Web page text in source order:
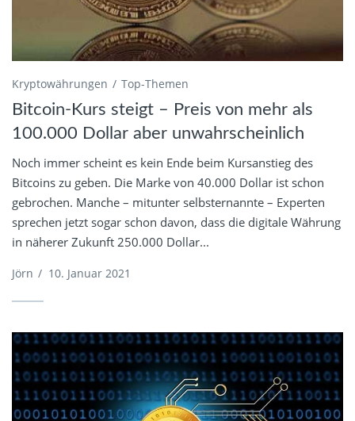
Kryptowährungen Top-Themen
Bitcoin-Kurs steigt – Preis von mehr als
100.000 Dollar aber unwahrscheinlich
Noch immer scheint es kein Ende beim Kursanstieg des
Bitcoins zu geben. Die Marke von 40.000 Dollar ist schon
gebrochen. Manche – mitunter selbsternannte – Experten
sprechen jetzt sogar schon davon, dass die digitale Währung
in näherer Zukunft 250.000 Dollar...
Jörn / 10. Januar 2021